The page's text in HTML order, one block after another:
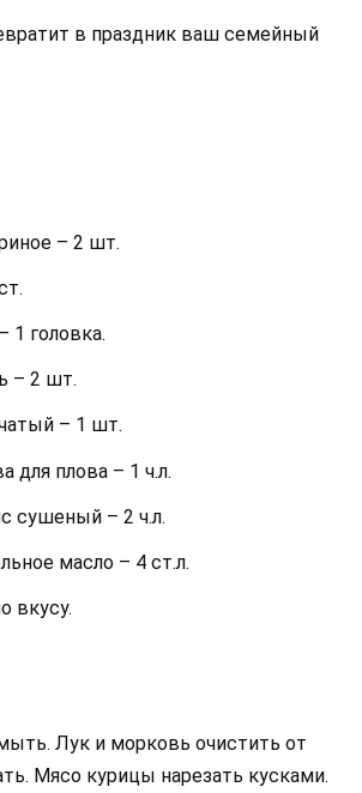
в праздник ваш семейный
– 2 шт.
1 головка.
– 2 шт.
– 1 шт.
для плова – 1 ч.л.
сушеный – 2 ч.л.
масло – 4 ст.л.
вкусу.
Лук и морковь очистить от
Мясо курицы нарезать кусками.